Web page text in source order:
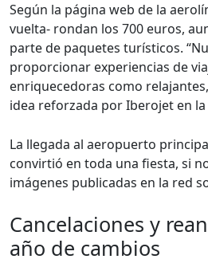
Según la página web de la
vuelta- rondan los 700 euros,
parte de paquetes turísticos.
proporcionar experiencias de
enriquecedoras como
idea reforzada por Iberojet en
La llegada al aeropuerto
convirtió en toda una fiesta, si
imágenes publicadas en la red
Cancelaciones y
año de cambios